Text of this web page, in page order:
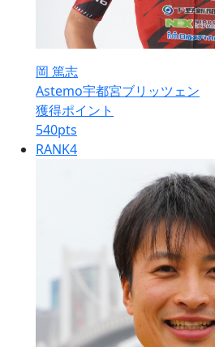
岡 篤志
Astemo宇都宮ブリッツェン
獲得ポイント
540pts
RANK4